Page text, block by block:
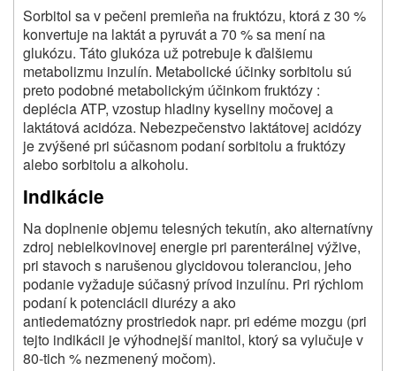
Sorbitol sa v pečeni premieňa na fruktózu, ktorá z 30 %
konvertuje na laktát a pyruvát a 70 % sa mení na
glukózu. Táto glukóza už potrebuje k ďalšiemu
metabolizmu inzulín. Metabolické účinky sorbitolu sú
preto podobné metabolickým účinkom fruktózy :
deplécia ATP, vzostup hladiny kyseliny močovej a
laktátová acidóza. Nebezpečenstvo laktátovej acidózy
je zvýšené pri súčasnom podaní sorbitolu a fruktózy
alebo sorbitolu a alkoholu.
Indikácie
Na doplnenie objemu telesných tekutín, ako alternatívny
zdroj nebielkovinovej energie pri parenterálnej výžive,
pri stavoch s narušenou glycidovou toleranciou, jeho
podanie vyžaduje súčasný prívod inzulínu. Pri rýchlom
podaní k potenciácii diurézy a ako
antiedematózny prostriedok napr. pri edéme mozgu (pri
tejto indikácii je výhodnejší manitol, ktorý sa vylučuje v
80-tich % nezmenený močom).